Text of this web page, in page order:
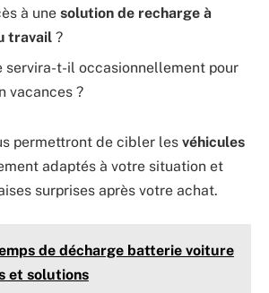
à une solution de recharge à
travail ?
servira-t-il occasionnellement pour
vacances ?
permettront de cibler les véhicules
adaptés à votre situation et
surprises après votre achat.
de décharge batterie voiture
et solutions